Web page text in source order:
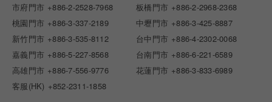
市府門市 +886-2-2528-7968 板橋門市 +886-2-2968-2368
桃園門市 +886-3-337-2189 中壢門市 +886-3-425-8887
新竹門市 +886-3-535-8112 台中門市 +886-4-2302-0068
嘉義門市 +886-5-227-8568 台南門市 +886-6-221-6589
高雄門市 +886-7-556-9776 花蓮門市 +886-3-833-6989
客服(HK) +852-2311-1858